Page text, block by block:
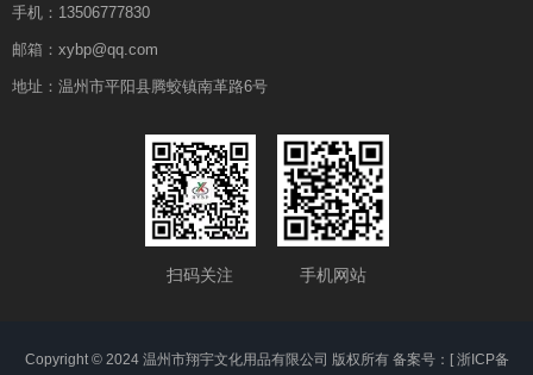
手机：13506777830
邮箱：xybp@qq.com
地址：温州市平阳县腾蛟镇南革路6号
扫码关注 手机网站
Copyright © 2024 温州市翔宇文化用品有限公司 版权所有 备案号：[浙ICP备